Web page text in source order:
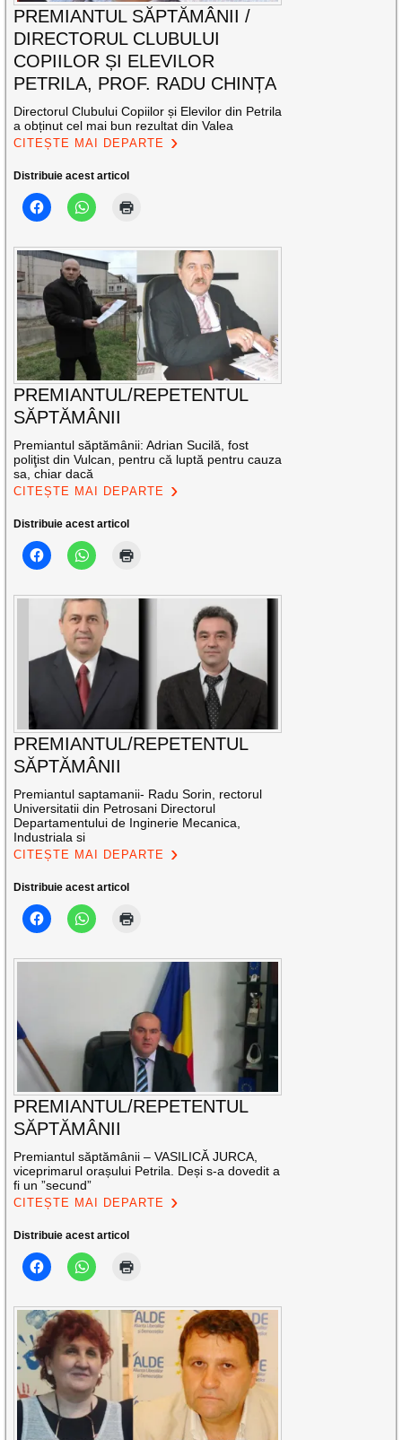
PREMIANTUL SĂPTĂMÂNII /
DIRECTORUL CLUBULUI
COPIILOR ȘI ELEVILOR
PETRILA, PROF. RADU CHINȚA
Directorul Clubului Copiilor și Elevilor din Petrila
a obținut cel mai bun rezultat din Valea
CITEȘTE MAI DEPARTE
Distribuie acest articol
PREMIANTUL/REPETENTUL
SĂPTĂMÂNII
Premiantul săptămânii: Adrian Sucilă, fost
poliţist din Vulcan, pentru că luptă pentru cauza
sa, chiar dacă
CITEȘTE MAI DEPARTE
Distribuie acest articol
PREMIANTUL/REPETENTUL
SĂPTĂMÂNII
Premiantul saptamanii- Radu Sorin, rectorul
Universitatii din Petrosani Directorul
Departamentului de Inginerie Mecanica,
Industriala si
CITEȘTE MAI DEPARTE
Distribuie acest articol
PREMIANTUL/REPETENTUL
SĂPTĂMÂNII
Premiantul săptămânii – VASILICĂ JURCA,
viceprimarul orașului Petrila. Deși s-a dovedit a
fi un ”secund”
CITEȘTE MAI DEPARTE
Distribuie acest articol